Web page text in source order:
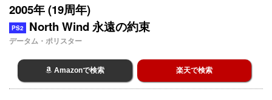
2005年 (19周年)
PS2 North Wind 永遠の約束
データム・ポリスター
Amazonで検索 楽天で検索